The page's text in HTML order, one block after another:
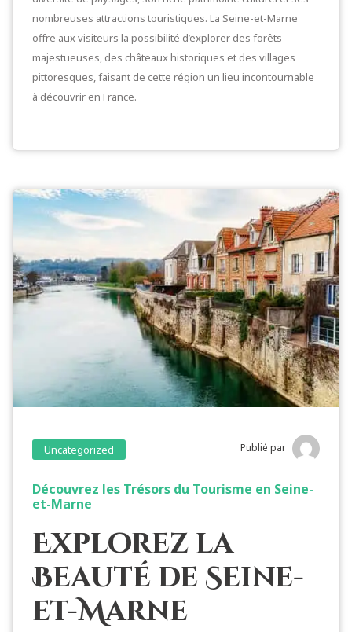
nombreuses attractions touristiques. La Seine-et-Marne
offre aux visiteurs la possibilité d’explorer des forêts
majestueuses, des châteaux historiques et des villages
pittoresques, faisant de cette région un lieu incontournable
à découvrir en France.
Uncategorized Publié par
Découvrez les Trésors du Tourisme en Seine-
et-Marne
Explorez la
Beauté de Seine-
et-Marne